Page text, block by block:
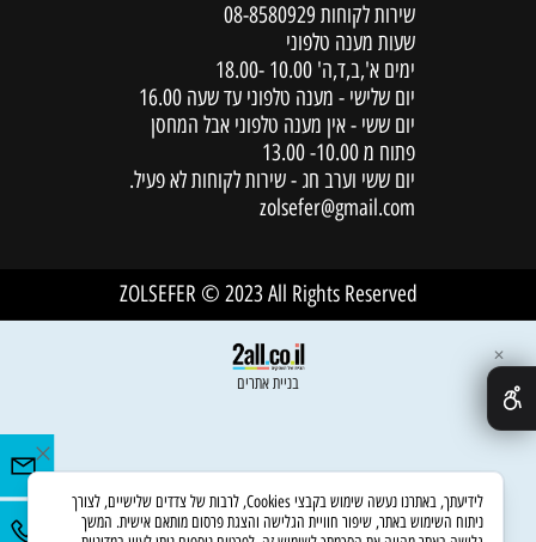
שירות לקוחות 08-8580929
שעות מענה טלפוני
ימים א',ב,ד,ה' 10.00 -18.00
יום שלישי - מענה טלפוני עד שעה 16.00
יום ששי - אין מענה טלפוני אבל המחסן
פתוח מ 10.00- 13.00
יום ששי וערב חג - שירות לקוחות לא פעיל.
zolsefer@gmail.com
ZOLSEFER © 2023 All Rights Reserved
בניית אתרים
✕
לידיעתך, באתרנו נעשה שימוש בקבצי Cookies, לרבות של צדדים שלישיים, לצורך
ניתוח השימוש באתר, שיפור חוויית הגלישה והצגת פרסום מותאם אישית. המשך